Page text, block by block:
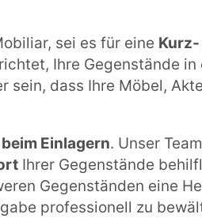
sei es für eine
Ihre Gegenstände
sein, dass Ihre Möbel,
Einlagern. Unser
Ihrer Gegenstände
Gegenständen eine
professionell zu